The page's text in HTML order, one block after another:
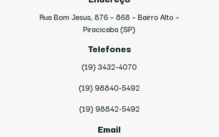
Rua Bom Jesus, 876 – 868 – Bairro Alto –
Piracicaba (SP)
Telefones
(19) 3432-4070
(19) 98840-5492
(19) 98842-5492
Email